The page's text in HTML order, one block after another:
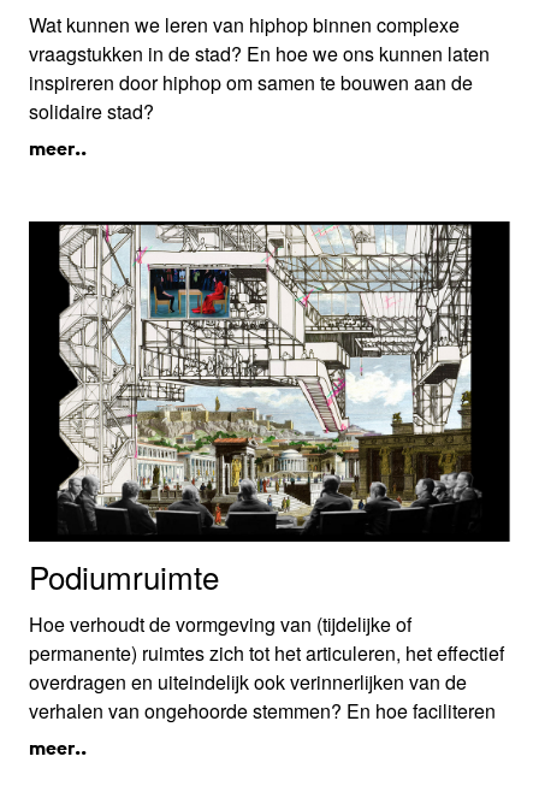
Wat kunnen we leren van hiphop binnen complexe
vraagstukken in de stad? En hoe we ons kunnen laten
inspireren door hiphop om samen te bouwen aan de
solidaire stad?
meer..
Podiumruimte
Hoe verhoudt de vormgeving van (tijdelijke of
permanente) ruimtes zich tot het articuleren, het effectief
overdragen en uiteindelijk ook verinnerlijken van de
verhalen van ongehoorde stemmen? En hoe faciliteren
concrete ruimtes de vertaling van leef- naar
meer..